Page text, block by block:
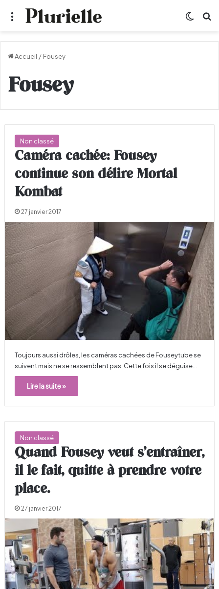
Menu
Accueil / Fousey
Fousey
Non classé
Caméra cachée: Fousey
continue son délire Mortal
Kombat
27 janvier 2017
Toujours aussi drôles, les caméras cachées de Fouseytube se
suivent mais ne se ressemblent pas. Cette fois il se déguise…
Lire la suite »
Non classé
Quand Fousey veut s’entraîner,
il le fait, quitte à prendre votre
place.
27 janvier 2017